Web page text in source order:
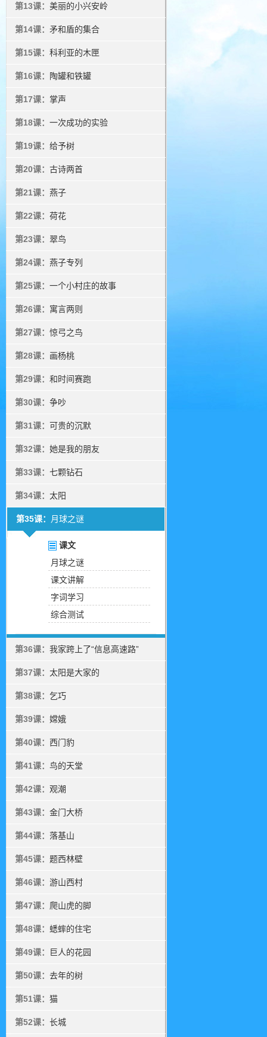
第13课： 美丽的小兴安岭
第14课： 矛和盾的集合
第15课： 科利亚的木匣
第16课： 陶罐和铁罐
第17课： 掌声
第18课： 一次成功的实验
第19课： 给予树
第20课： 古诗两首
第21课： 燕子
第22课： 荷花
第23课： 翠鸟
第24课： 燕子专列
第25课： 一个小村庄的故事
第26课： 寓言两则
第27课： 惊弓之鸟
第28课： 画杨桃
第29课： 和时间赛跑
第30课： 争吵
第31课： 可贵的沉默
第32课： 她是我的朋友
第33课： 七颗钻石
第34课： 太阳
第35课： 月球之谜
课文
月球之谜
课文讲解
字词学习
综合测试
第36课： 我家跨上了“信息高速路”
第37课： 太阳是大家的
第38课： 乞巧
第39课： 嫦娥
第40课： 西门豹
第41课： 鸟的天堂
第42课： 观潮
第43课： 金门大桥
第44课： 落基山
第45课： 题西林壁
第46课： 游山西村
第47课： 爬山虎的脚
第48课： 蟋蟀的住宅
第49课： 巨人的花园
第50课： 去年的树
第51课： 猫
第52课： 长城